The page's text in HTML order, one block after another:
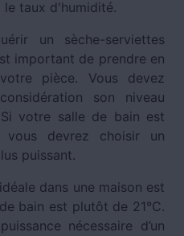
le taux d'humidité.
un sèche-serviettes
important de prendre en
pièce. Vous devez
son niveau
Si votre salle de bain est
devrez choisir un
puissant.
dans une maison est
bain est plutôt de 21°C.
nécessaire d’un